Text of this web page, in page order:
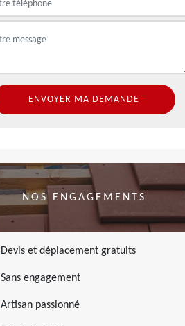
NOS ENGAGEMENTS
Devis et déplacement gratuits
Sans engagement
Artisan passionné